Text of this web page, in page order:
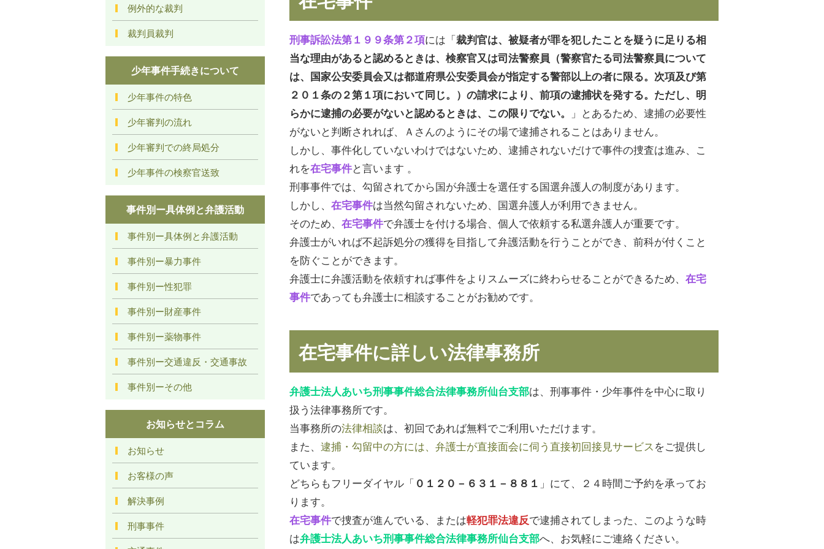
刑事訴訟法第１９９条第２項には「裁判官は、被疑者が罪を犯したことを疑うに足りる相
当な理由があると認めるときは、検察官又は司法警察員（警察官たる司法警察員について
は、国家公安委員会又は都道府県公安委員会が指定する警部以上の者に限る。次項及び第
２０１条の２第１項において同じ。）の請求により、前項の逮捕状を発する。ただし、明
らかに逮捕の必要がないと認めるときは、この限りでない。
」とあるため、逮捕の必要性
がないと判断されれば、Ａさんのようにその場で逮捕されることはありません。
しかし、事件化していないわけではないため、逮捕されないだけで事件の捜査は進み、こ
れを在宅事件と言います 。
刑事事件では、勾留されてから国が弁護士を選任する国選弁護人の制度があります。
しかし、 在宅事件は当然勾留されないため、国選弁護人が利用できません。
そのため、 在宅事件で弁護士を付ける場合、個人で依頼する私選弁護人が重要です。
弁護士がいれば不起訴処分の獲得を目指して弁護活動を行うことができ、前科が付くこと
を防ぐことができます。
弁護士に弁護活動を依頼すれば事件をよりスムーズに終わらせることができるため、 在宅
事件であっても弁護士に相談することがお勧めです。
在宅事件に詳しい法律事務所
弁護士法人あいち刑事事件総合法律事務所仙台支部は、刑事事件・少年事件を中心に取り
扱う法律事務所です。
当事務所の法律相談は、初回であれば無料でご利用いただけます。
また、 逮捕・勾留中の方には、弁護士が直接面会に伺う直接初回接見サービスをご提供し
ています。
どちらもフリーダイヤル「 ０１２０－６３１－８８１ 」にて、２４時間ご予約を承ってお
ります。
在宅事件で捜査が進んでいる、または軽犯罪法違反で逮捕されてしまった、このような時
は弁護士法人あいち刑事事件総合法律事務所仙台支部へ、お気軽にご連絡ください。
例外的な裁判
裁判員裁判
少年事件手続きについて
少年事件の特色
少年審判の流れ
少年審判での終局処分
少年事件の検察官送致
事件別ー具体例と弁護活動
事件別ー具体例と弁護活動
事件別ー暴力事件
事件別ー性犯罪
事件別ー財産事件
事件別ー薬物事件
事件別ー交通違反・交通事故
事件別ーその他
お知らせとコラム
お知らせ
お客様の声
解決事例
刑事事件